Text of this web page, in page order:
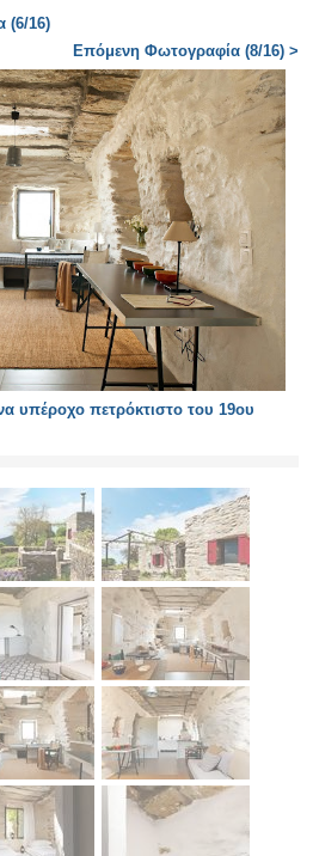
(6/16)
Επόμενη Φωτογραφία (8/16) >
υπέροχο πετρόκτιστο του 19ου